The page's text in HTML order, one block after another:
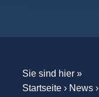
Sie sind hier »
Startseite› News›